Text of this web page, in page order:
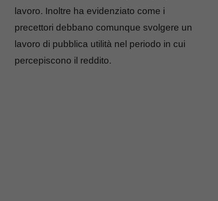
lavoro. Inoltre ha evidenziato come i
precettori debbano comunque svolgere un
lavoro di pubblica utilità nel periodo in cui
percepiscono il reddito.